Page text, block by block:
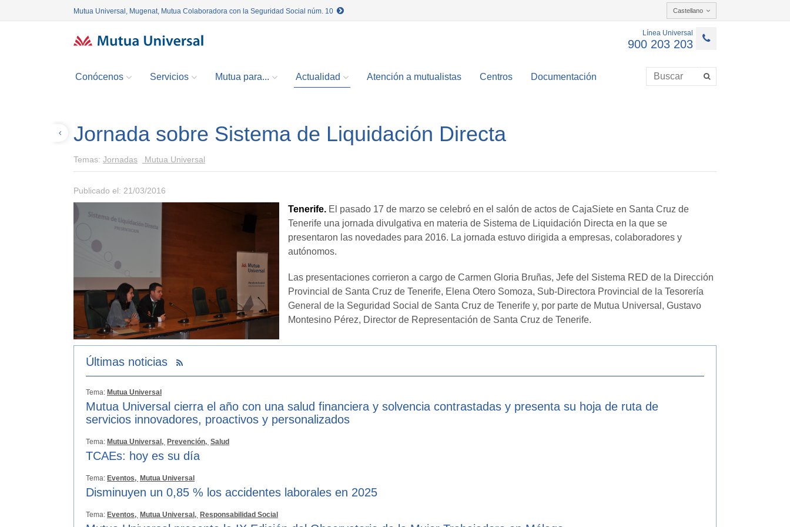
Mutua Universal, Mugenat, Mutua Colaboradora con la Seguridad Social núm. 10 Castellano
Línea Universal
900 203 203
Conócenos Servicios Mutua para... Actualidad Atención a mutualistas Centros Documentación
Jornada sobre Sistema de Liquidación Directa
Temas: Jornadas Mutua Universal
Publicado el: 21/03/2016
Tenerife.El pasado 17 de marzo se celebró en el salón de actos de CajaSiete en Santa Cruz de
Tenerife una jornada divulgativa en materia de Sistema de Liquidación Directa en la que se
presentaron las novedades para 2016. La jornada estuvo dirigida a empresas, colaboradores y
autónomos.
Las presentaciones corrieron a cargo de Carmen Gloria Bruñas, Jefe del Sistema RED de la Dirección
Provincial de Santa Cruz de Tenerife, Elena Otero Somoza, Sub-Directora Provincial de la Tesorería
General de la Seguridad Social de Santa Cruz de Tenerife y, por parte de Mutua Universal, Gustavo
Montesino Pérez, Director de Representación de Santa Cruz de Tenerife.
Últimas noticias
Tema: Mutua Universal
Mutua Universal cierra el año con una salud financiera y solvencia contrastadas y presenta su hoja de ruta de
servicios innovadores, proactivos y personalizados
Tema: Mutua Universal, Prevención, Salud
TCAEs: hoy es su día
Tema: Eventos, Mutua Universal
Disminuyen un 0,85 % los accidentes laborales en 2025
Tema: Eventos, Mutua Universal, Responsabilidad Social